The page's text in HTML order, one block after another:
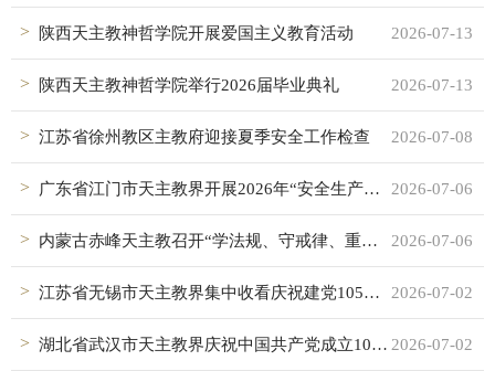
2026-07-13
陕西天主教神哲学院开展爱国主义教育活动
2026-07-13
陕西天主教神哲学院举行2026届毕业典礼
2026-07-08
江苏省徐州教区主教府迎接夏季安全工作检查
2026-07-06
广东省江门市天主教界开展2026年“安全生产月”系列活动
2026-07-06
内蒙古赤峰天主教召开“学法规、守戒律、重修为、树形象”教育活动总结暨《中华人民共和国民族团结进步法》集体学习联席会
2026-07-02
江苏省无锡市天主教界集中收看庆祝建党105周年大会
2026-07-02
湖北省武汉市天主教界庆祝中国共产党成立105周年